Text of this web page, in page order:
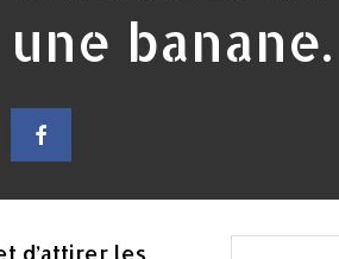
une banane.
d’attirer les